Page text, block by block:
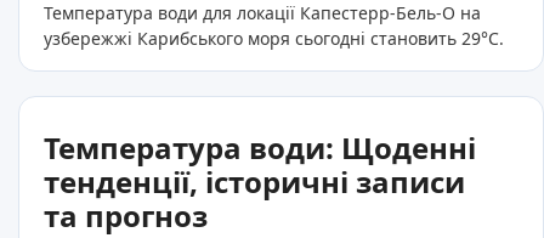
Температура води для локації Капестерр-Бель-О на
узбережжі Карибського моря сьогодні становить 29°C.
Температура води: Щоденні
тенденції, історичні записи
та прогноз